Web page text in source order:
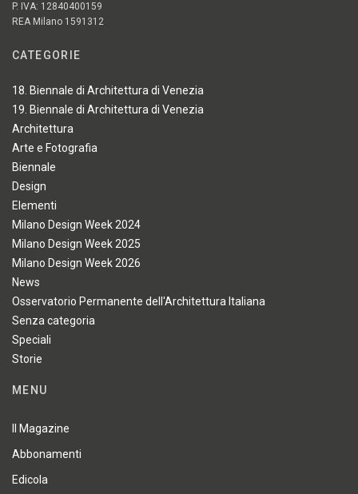
P. IVA: 12840400159
REA Milano 1591312
CATEGORIE
18. Biennale di Architettura di Venezia
19. Biennale di Architettura di Venezia
Architettura
Arte e Fotografia
Biennale
Design
Elementi
Milano Design Week 2024
Milano Design Week 2025
Milano Design Week 2026
News
Osservatorio Permanente dell'Architettura Italiana
Senza categoria
Speciali
Storie
MENU
Il Magazine
Abbonamenti
Edicola